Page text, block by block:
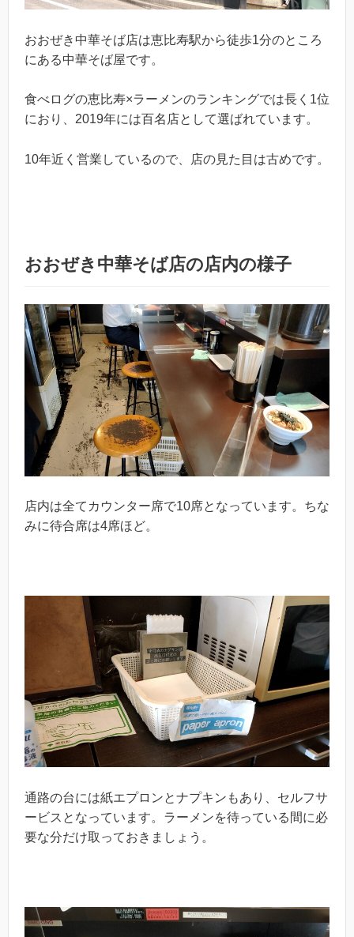
おおぜき中華そば店は恵比寿駅から徒歩1分のところ
にある中華そば屋です。
食べログの恵比寿×ラーメンのランキングでは長く1位
におり、2019年には百名店として選ばれています。
10年近く営業しているので、店の見た目は古めです。
おおぜき中華そば店の店内の様子
店内は全てカウンター席で10席となっています。ちな
みに待合席は4席ほど。
通路の台には紙エプロンとナプキンもあり、セルフサ
ービスとなっています。ラーメンを待っている間に必
要な分だけ取っておきましょう。